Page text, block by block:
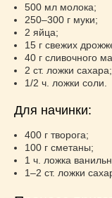
500 мл молока;
250–300 г муки;
2 яйца;
15 г свежих
40 г сливочного
2 ст. ложки сахара;
1/2 ч. ложки соли.
Для начинки:
400 г творога;
100 г сметаны;
1 ч. ложка
1–2 ст. ложки